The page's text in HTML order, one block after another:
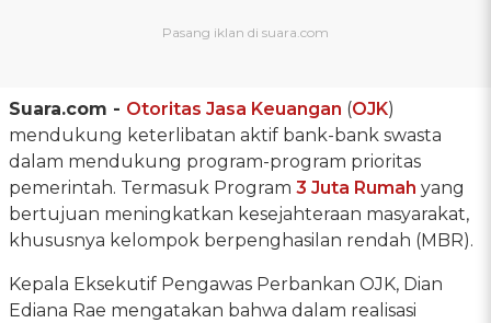
Suara.com - Otoritas Jasa Keuangan (OJK)
mendukung keterlibatan aktif bank-bank swasta
dalam mendukung program-program prioritas
pemerintah. Termasuk Program 3 Juta Rumah yang
bertujuan meningkatkan kesejahteraan masyarakat,
khususnya kelompok berpenghasilan rendah (MBR).
Kepala Eksekutif Pengawas Perbankan OJK, Dian
Ediana Rae mengatakan bahwa dalam realisasi